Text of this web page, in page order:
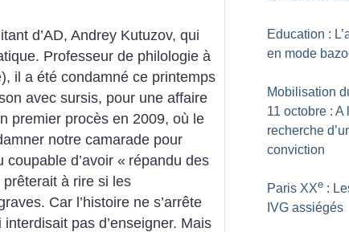
d’AD, Andrey Kutuzov, qui
Professeur de philologie à
il a été condamné ce printemps
avec sursis, pour une affaire
premier procès en 2009, où le
notre camarade pour
coupable d’avoir « répandu des
à rire si les
Car l’histoire ne s’arrête
pas d’enseigner. Mais
Education :
en mode
Mobilisation
11 octobre : A
recherche
conviction
Paris XXe :
IVG assiégés